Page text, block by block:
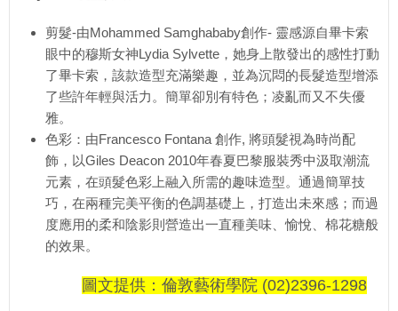
剪髮-由Mohammed Samghababy創作- 靈感源自畢卡索
眼中的穆斯女神Lydia Sylvette，她身上散發出的感性打動
了畢卡索，該款造型充滿樂趣，並為沉悶的長髮造型增添
了些許年輕與活力。簡單卻別有特色；凌亂而又不失優
雅。
色彩：由Francesco Fontana 創作, 將頭髮視為時尚配
飾，以Giles Deacon 2010年春夏巴黎服裝秀中汲取潮流
元素，在頭髮色彩上融入所需的趣味造型。通過簡單技
巧，在兩種完美平衡的色調基礎上，打造出未來感；而過
度應用的柔和陰影則營造出一直種美味、愉悅、棉花糖般
的效果。
圖文提供：倫敦藝術學院 (02)2396-1298